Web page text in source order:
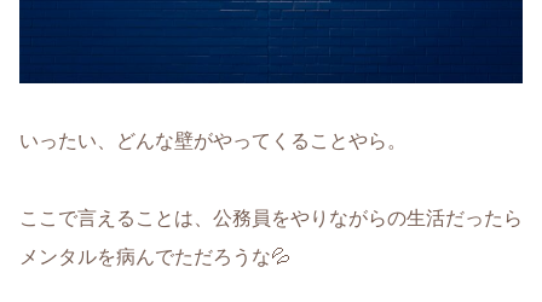
いったい、どんな壁がやってくることやら。
ここで言えることは、公務員をやりながらの生活だったら
メンタルを病んでただろうな💦